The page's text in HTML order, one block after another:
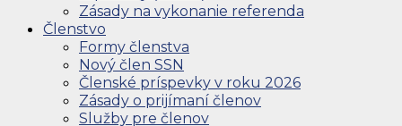
Zásady na vykonanie referenda
Členstvo
Formy členstva
Nový člen SSN
Členské príspevky v roku 2026
Zásady o prijímaní členov
Služby pre členov